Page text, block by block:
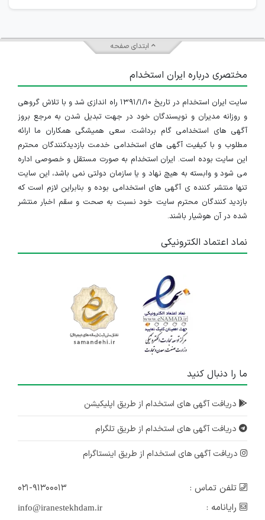
ابتدای صفحه
مختصری درباره ایران استخدام
سایت ایران استخدام در تاریخ ۱۳۹۱/۱/۱۰ راه اندازی شد و با تلاش گروهی
و روزانه مدیران و نویسندگان خود در جهت تبدیل شدن به مرجع بروز
آگهی های استخدامی گام برداشت. سعی همیشگی همکاران ما ارائه
مطلوب و با کیفیت آگهی های استخدامی خدمت بازدیدکنندگان محترم
این سایت بوده است. ایران استخدام به صورت مستقل و خصوصی اداره
می شود و وابسته به هیچ نهاد و یا سازمان دولتی نمی باشد، این سایت
تنها منتشر کننده ی آگهی های استخدامی بوده و بنابراین لازم است که
بازدید کنندگان محترم سایت خود نسبت به صحت و سقم اخبار منتشر
شده در آن هوشیار باشند.
نماد اعتماد الکترونیکی
ما را دنبال کنید
دریافت آگهی های استخدام از طریق اپلیکیشن
دریافت آگهی های استخدام از طریق تلگرام
دریافت آگهی های استخدام از طریق اینستاگرام
تلفن تماس :
۰۲۱-۹۱۳۰۰۰۱۳
رایانامه :
info@iranestekhdam.ir